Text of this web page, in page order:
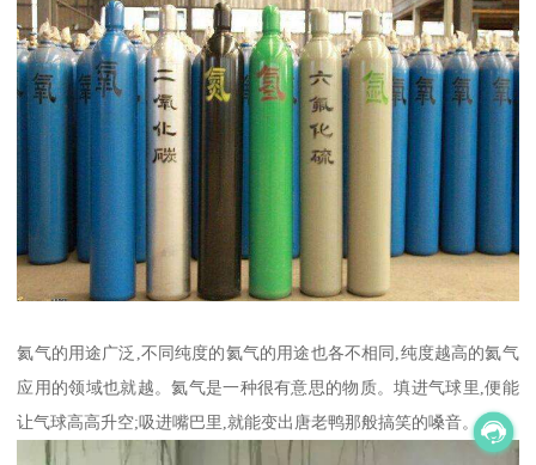
氦气的用途广泛,不同纯度的氦气的用途也各不相同,纯度越高的氦气
应用的领域也就越。氦气是一种很有意思的物质。填进气球里,便能
让气球高高升空;吸进嘴巴里,就能变出唐老鸭那般搞笑的嗓音。